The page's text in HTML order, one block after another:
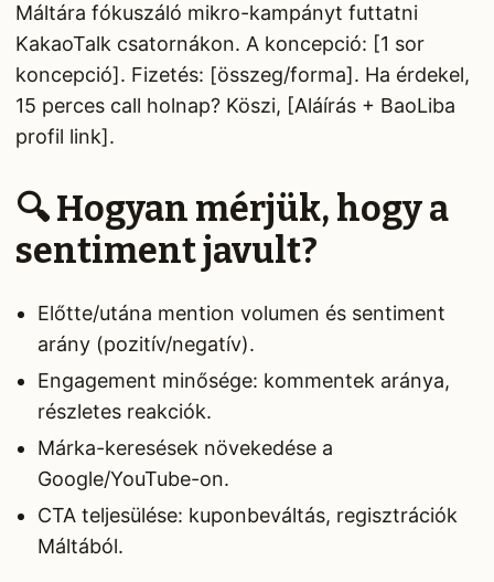
Máltára fókuszáló mikro-kampányt futtatni
KakaoTalk csatornákon. A koncepció: [1 sor
koncepció]. Fizetés: [összeg/forma]. Ha érdekel,
15 perces call holnap? Köszi, [Aláírás + BaoLiba
profil link].
🔍 Hogyan mérjük, hogy a
sentiment javult?
Előtte/utána mention volumen és sentiment
arány (pozitív/negatív).
Engagement minősége: kommentek aránya,
részletes reakciók.
Márka-keresések növekedése a
Google/YouTube-on.
CTA teljesülése: kuponbeváltás, regisztrációk
Máltából.